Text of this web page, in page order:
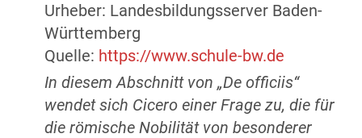
Urheber: Landesbildungsserver Baden-
Württemberg
Quelle: https://www.schule-bw.de
In diesem Abschnitt von „De officiis“
wendet sich Cicero einer Frage zu, die für
die römische Nobilität von besonderer